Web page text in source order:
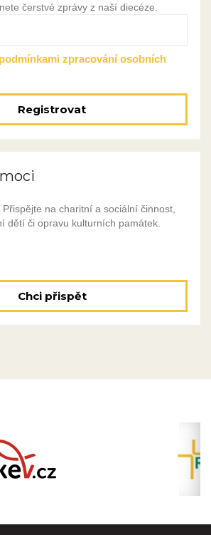
čerstvé zprávy z naší diecéze.
podmínkami zpracování osobních
Registrovat
na charitní a sociální činnost,
dětí či opravu kulturních památek.
Chci přispět